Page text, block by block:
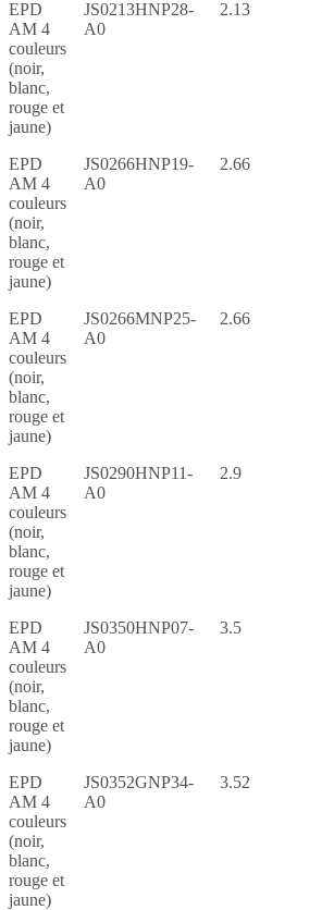
EPD
AM 4
couleurs
(noir,
blanc,
rouge et
jaune)
JS0213HNP28-
A0
2.13
EPD
AM 4
couleurs
(noir,
blanc,
rouge et
jaune)
JS0266HNP19-
A0
2.66
EPD
AM 4
couleurs
(noir,
blanc,
rouge et
jaune)
JS0266MNP25-
A0
2.66
EPD
AM 4
couleurs
(noir,
blanc,
rouge et
jaune)
JS0290HNP11-
A0
2.9
EPD
AM 4
couleurs
(noir,
blanc,
rouge et
jaune)
JS0350HNP07-
A0
3.5
EPD
AM 4
couleurs
(noir,
blanc,
rouge et
jaune)
JS0352GNP34-
A0
3.52